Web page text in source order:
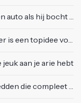
bocht te scherp neemt
voor een eerste date
aan je arie hebt
van het padje is